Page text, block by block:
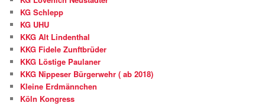
KG Schlepp
KG UHU
KKG Alt Lindenthal
KKG Fidele Zunftbrüder
KKG Löstige Paulaner
KKG Nippeser Bürgerwehr ( ab 2018)
Kleine Erdmännchen
Köln Kongress